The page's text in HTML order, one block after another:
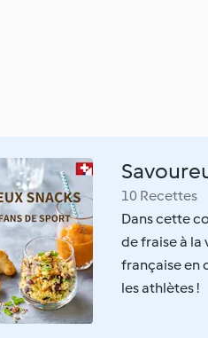
10 Recettes
Dans cette
de fraise à la
française en
les athlètes !